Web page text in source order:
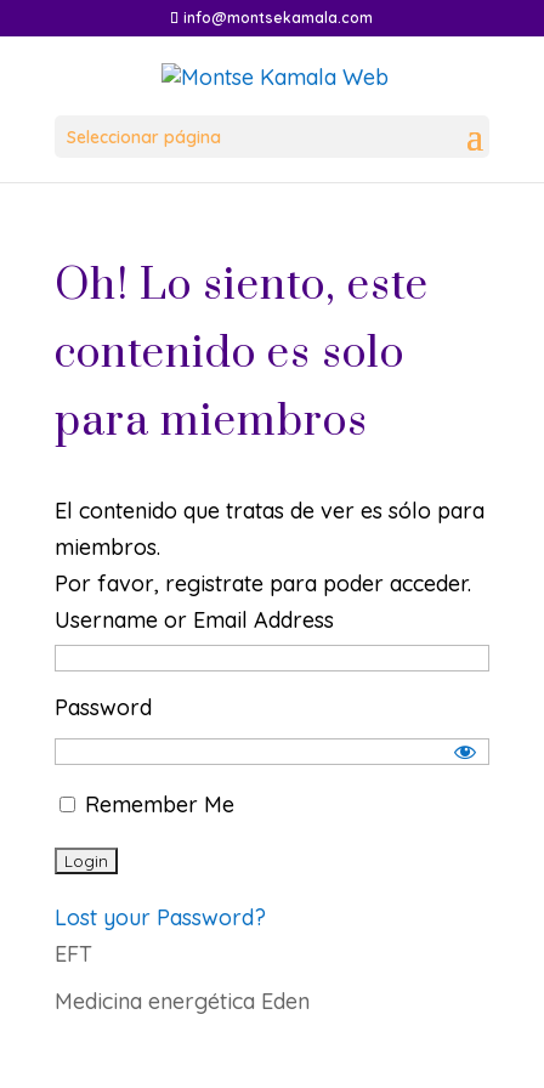
info@montsekamala.com
Seleccionar página
Oh! Lo siento, este
contenido es solo
para miembros
El contenido que tratas de ver es sólo para
miembros.
Por favor, registrate para poder acceder.
Username or Email Address
Password
Remember Me
Lost your Password?
EFT
Medicina energética Eden